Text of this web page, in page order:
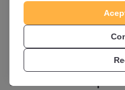
HACER
Evaluación de la